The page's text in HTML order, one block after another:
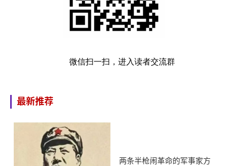
微信扫一扫，进入读者交流群
最新推荐
两条半枪闹革命的军事家方